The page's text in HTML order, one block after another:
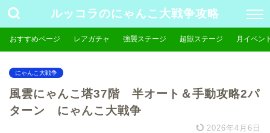
ルッコラのにゃんこ大戦争攻略
おすすめページ レアガチャ 強襲ステージ 超獣ステージ 月イベン
にゃんこ大戦争
風雲にゃんこ塔37階 半オート＆手動攻略2パ
ターン にゃんこ大戦争
2026年4月6日